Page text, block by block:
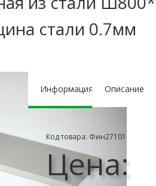
стали 0.7мм
Информация Описание
Код товара: Фин27101
Цена: